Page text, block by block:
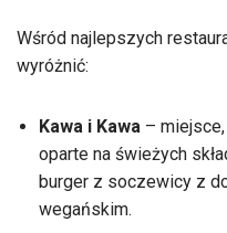
Wśród najlepszych
wyróżnić:
Kawa i Kawa –
oparte na świeżych
burger z soczewicy z
wegańskim.